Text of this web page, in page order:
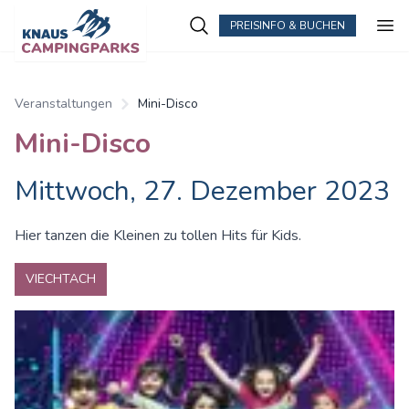
PREISINFO & BUCHEN
Veranstaltungen Mini-Disco
Mini-Disco
Mittwoch, 27. Dezember 2023
Hier tanzen die Kleinen zu tollen Hits für Kids.
VIECHTACH